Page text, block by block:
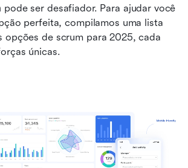
pode ser desafiador. Para ajudar você
perfeita, compilamos uma lista
opções de scrum para 2025, cada
únicas.